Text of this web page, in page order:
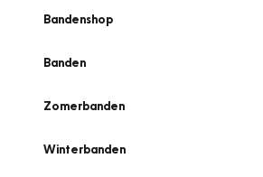
Bandenshop
Banden
Zomerbanden
Winterbanden